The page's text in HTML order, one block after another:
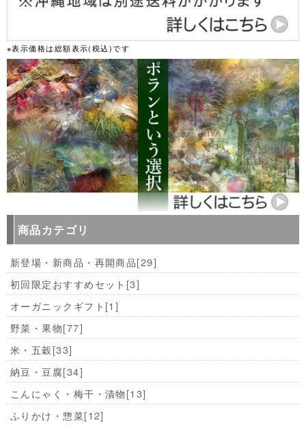
※表示価格は総額表示(税込)です
商品カテゴリ
新登場・新商品・再開商品[29]
初回限定おすすめセット [3]
オーガニックギフト [1]
野菜・果物[77]
米・五穀[33]
納豆・豆腐[34]
こんにゃく・梅干・漬物[13]
ふりかけ・惣菜[12]